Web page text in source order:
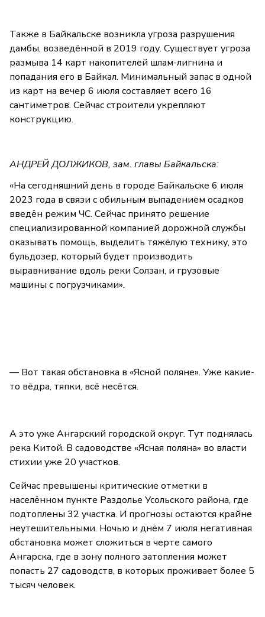
Также в Байкальске возникла угроза разрушения
дамбы, возведённой в 2019 году. Существует угроза
размыва 14 карт накопителей шлам-лигнина и
попадания его в Байкал. Минимальный запас в одной
из карт на вечер 6 июля составляет всего 16
сантиметров. Сейчас строители укрепляют
конструкцию.
АНДРЕЙ ДОЛЖИКОВ, зам. главы Байкальска:
«На сегодняшний день в городе Байкальске 6 июля
2023 года в связи с обильным выпадением осадков
введён режим ЧС. Сейчас принято решение
специализированной компанией дорожной службы
оказывать помощь, выделить тяжёлую технику, это
бульдозер, который будет производить
выравнивание вдоль реки Солзан, и грузовые
машины с погрузчиками».
— Вот такая обстановка в «Ясной поляне». Уже какие-
то вёдра, тяпки, всё несётся.
А это уже Ангарский городской округ. Тут поднялась
река Китой. В садоводстве «Ясная поляна» во власти
стихии уже 20 участков.
Сейчас превышены критические отметки в
населённом пункте Раздолье Усольского района, где
подтоплены 32 участка. И прогнозы остаются крайне
неутешительными. Ночью и днём 7 июля негативная
обстановка может сложиться в черте самого
Ангарска, где в зону полного затопления может
попасть 27 садоводств, в которых проживает более 5
тысяч человек.